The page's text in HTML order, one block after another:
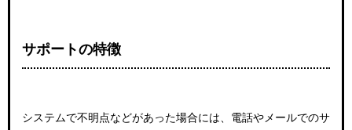
サポートの特徴
システムで不明点などがあった場合には、電話やメールでのサ